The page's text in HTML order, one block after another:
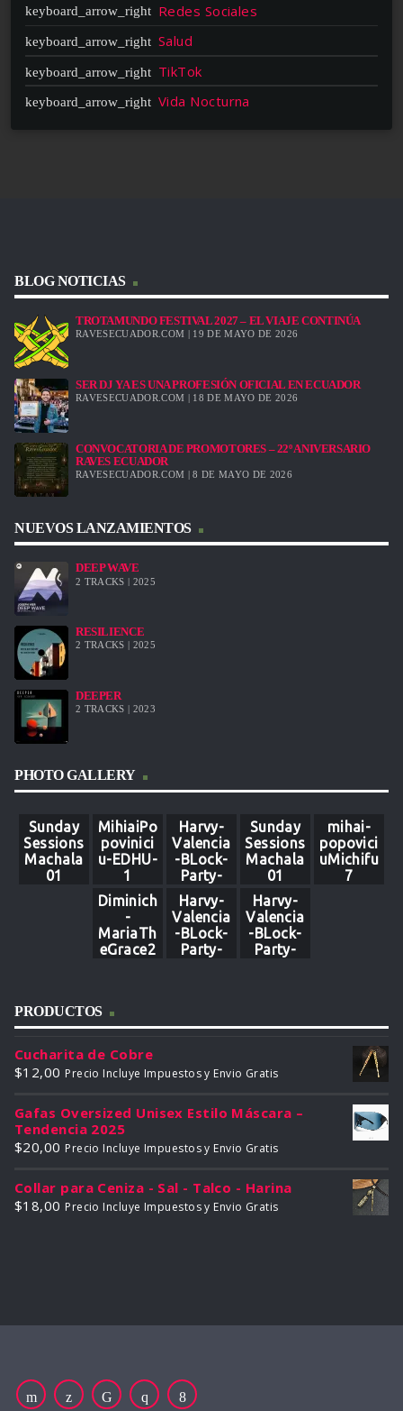
Redes Sociales
Salud
TikTok
Vida Nocturna
BLOG NOTICIAS
TROTAMUNDO FESTIVAL 2027 – EL VIAJE CONTINÚA
RAVESECUADOR.COM | 19 DE MAYO DE 2026
SER DJ YA ES UNA PROFESIÓN OFICIAL EN ECUADOR
RAVESECUADOR.COM | 18 DE MAYO DE 2026
CONVOCATORIA DE PROMOTORES – 22º ANIVERSARIO
RAVES ECUADOR
RAVESECUADOR.COM | 8 DE MAYO DE 2026
NUEVOS LANZAMIENTOS
DEEP WAVE
2 TRACKS | 2025
RESILIENCE
2 TRACKS | 2025
DEEPER
2 TRACKS | 2023
PHOTO GALLERY
Sunday
Sessions
Machala
01
MihiaiPo
povinici
u-EDHU-
1
Harvy-
Valencia
-BLock-
Party-
Machala
16
Sunday
Sessions
Machala
01
mihai-
popovici
uMichifu
7
Diminich
-
MariaTh
eGrace2
Harvy-
Valencia
-BLock-
Party-
Harvy-
Valencia
-BLock-
Party-
PRODUCTOS
Cucharita de Cobre
$12,00 Precio Incluye Impuestos y Envio Gratis
Gafas Oversized Unisex Estilo Máscara –
Tendencia 2025
$20,00 Precio Incluye Impuestos y Envio Gratis
Collar para Ceniza - Sal - Talco - Harina
$18,00 Precio Incluye Impuestos y Envio Gratis